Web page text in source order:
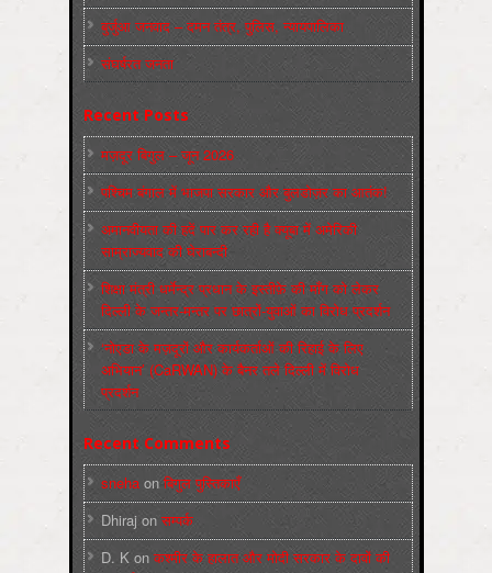
बुर्जुआ जनवाद – दमन तंत्र, पुलिस, न्‍यायपालिका
संघर्षरत जनता
Recent Posts
मज़दूर बिगुल – जून 2026
पश्चिम बंगाल में भाजपा सरकार और बुलडोज़र का आतंक!
अमानवीयता की हदें पार कर रही है क्यूबा में अमेरिकी
साम्राज्यवाद की घेराबन्दी
शिक्षा मंत्री धर्मेन्द्र प्रधान के इस्तीफ़े की माँग को लेकर
दिल्ली के जन्तर-मन्तर पर छात्रों-युवाओं का विरोध प्रदर्शन
‘नोएडा के मज़दूरों और कार्यकर्ताओं की रिहाई के लिए
अभियान’ (CaRWAN) के बैनर तले दिल्ली में विरोध
प्रदर्शन
Recent Comments
sneha on बिगुल पुस्तिकाएँ
Dhiraj on सम्पर्क
D. K on कश्मीर के हालात और मोदी सरकार के दावों की